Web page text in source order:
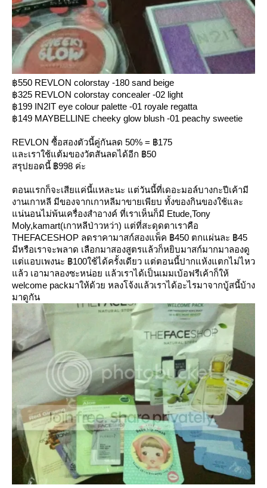
฿550 REVLON colorstay -180 sand beige
฿325 REVLON colorstay concealer -02 light
฿199 IN2IT eye colour palette -01 royale regatta
฿149 MAYBELLINE cheeky glow blush -01 peachy sweetie
REVLON ซื้อสองตัวนี้คู่กันลด 50% = ฿175
ละเราใช้แต้มของวัตสันลดได้อีก ฿50
สรุปยอดนี้ ฿998 ค่ะ
ตอนแรกก็จะเสียแค่นี้แหละนะ แต่วันนี้ที่เดอะมอล์บางกะปีเค้ามี
งานเกาหลี มีของจากเกาหลีมาขายเพียบ ทั้งของกินของใช้และ
น่นอนไม่พ้นเครื่องสำอางค์ ที่เราเห็นก็มี Etude,Tony
Moly,kamart(เกาหลีป่าวหว่า) แต่ที่สะดุดตาเราคือ
THEFACESHOP ลดราคามาสก์สองแพ็ค ฿450 ตกแผ่นละ ฿45
มีหรือเราจะพลาด เลือกมาสองสูตรแล้วก็หยิบมาสก์มากมาลองดู
ต่แอบเพงนะ ฿100ใช้ได้ครั้งเดียว แต่ตอนนี้ปากแห้งแตกไม่ไหว
ล้ว เอามาลองซะหน่อย แล้วเราได้เป็นเมมเบ้อฟรีเค้าก็ให้
welcome packมาให้ด้วย หลงโจ้งแล้วเราได้อะไรมาจากบู้สนี้บ้าง
มาดูกัน